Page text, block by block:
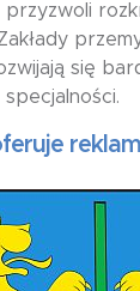
się
reklama w